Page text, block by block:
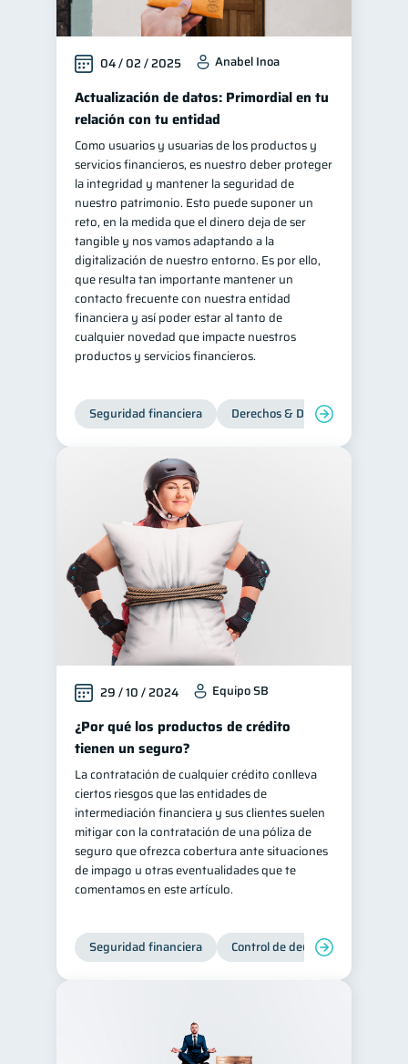
04 / 02 / 2025 Anabel Inoa
Actualización de datos: Primordial en tu
relación con tu entidad
Como usuarios y usuarias de los productos y
servicios financieros, es nuestro deber proteger
la integridad y mantener la seguridad de
nuestro patrimonio. Esto puede suponer un
reto, en la medida que el dinero deja de ser
tangible y nos vamos adaptando a la
digitalización de nuestro entorno. Es por ello,
que resulta tan importante mantener un
contacto frecuente con nuestra entidad
financiera y así poder estar al tanto de
cualquier novedad que impacte nuestros
productos y servicios financieros.
Seguridad financiera Derechos & Deberes
29 / 10 / 2024 Equipo SB
¿Por qué los productos de crédito
tienen un seguro?
La contratación de cualquier crédito conlleva
ciertos riesgos que las entidades de
intermediación financiera y sus clientes suelen
mitigar con la contratación de una póliza de
seguro que ofrezca cobertura ante situaciones
de impago u otras eventualidades que te
comentamos en este artículo.
Seguridad financiera Control de deudas